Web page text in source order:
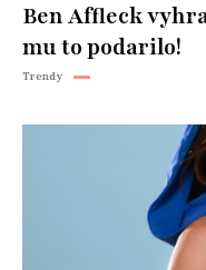
Ben Affleck
mu to podarilo!
Trendy